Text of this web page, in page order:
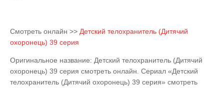
Смотреть онлайн >> Детский телохранитель (Дитячий
охоронець) 39 серия
Оригинальное название: Детский телохранитель (Дитячий
охоронець) 39 серия смотреть онлайн. Сериал «Детский
телохранитель (Дитячий охоронець) 39 серия» смотреть